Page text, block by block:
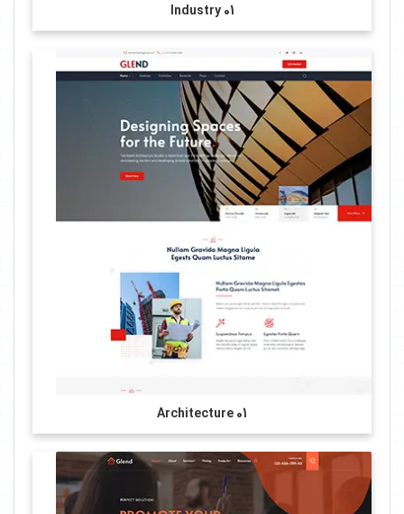
Industry 01
Architecture 01